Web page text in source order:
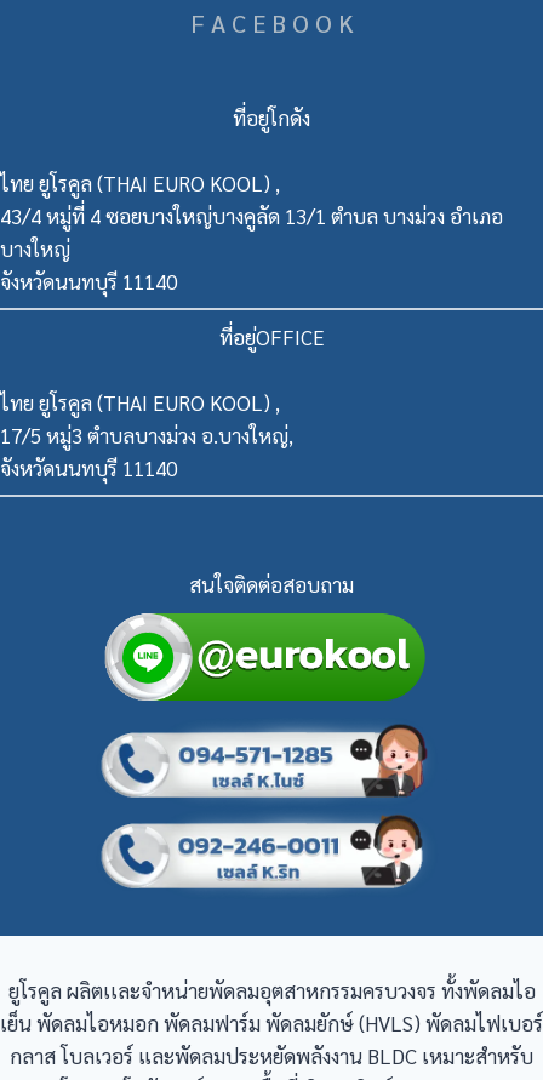
F A C E B O O K
ที่อยู่โกดัง
ไทย ยูโรคูล (THAI EURO KOOL) ,
43/4 หมู่ที่ 4 ซอยบางใหญ่บางคูลัด 13/1 ตำบล บางม่วง อำเภอ
บางใหญ่
จังหวัดนนทบุรี 11140
ที่อยู่OFFICE
ไทย ยูโรคูล (THAI EURO KOOL) ,
17/5 หมู่3 ตำบลบางม่วง อ.บางใหญ่,
จังหวัดนนทบุรี 11140
สนใจติดต่อสอบถาม
ยูโรคูล ผลิตเเละจำหน่ายพัดลมอุตสาหกรรมครบวงจร ทั้งพัดลมไอ
เย็น พัดลมไอหมอก พัดลมฟาร์ม พัดลมยักษ์ (HVLS) พัดลมไฟเบอร์
กลาส โบลเวอร์ และพัดลมประหยัดพลังงาน BLDC เหมาะสำหรับ